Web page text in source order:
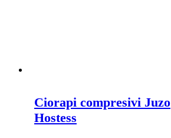
Ciorapi compresivi Juzo
Hostess